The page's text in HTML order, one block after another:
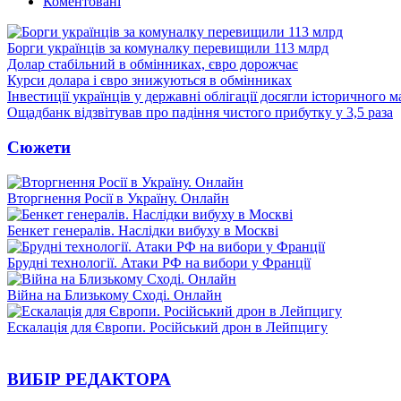
Борги українців за комуналку перевищили 113 млрд
Долар стабільний в обмінниках, євро дорожчає
Курси долара і євро знижуються в обмінниках
Інвестиції українців у державні облігації досягли історичного
Ощадбанк відзвітував про падіння чистого прибутку у 3,5 раза
Сюжети
Вторгнення Росії в Україну. Онлайн
Бенкет генералів. Наслідки вибуху в Москві
Брудні технології. Атаки РФ на вибори у Франції
Війна на Близькому Сході. Онлайн
Ескалація для Європи. Російський дрон в Лейпцигу
ВИБІР РЕДАКТОРА